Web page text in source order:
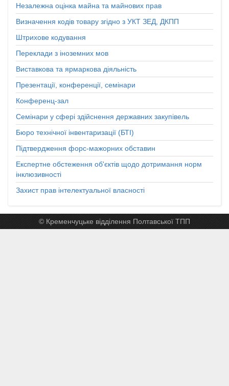
Незалежна оцінка майна та майнових прав
Визначення кодів товару згідно з УКТ ЗЕД, ДКПП
Штрихове кодування
Переклади з іноземних мов
Виставкова та ярмаркова діяльність
Презентації, конференції, семінари
Конференц-зал
Семінари у сфері здійснення державних закупівель
Бюро технічної інвентаризації (БТІ)
Підтвердження форс-мажорних обставин
Експертне обстеження об'єктів щодо дотримання норм
інклюзивності
Захист прав інтелектуальної власності
© Кременчуцьке відділення Полтавської ТПП